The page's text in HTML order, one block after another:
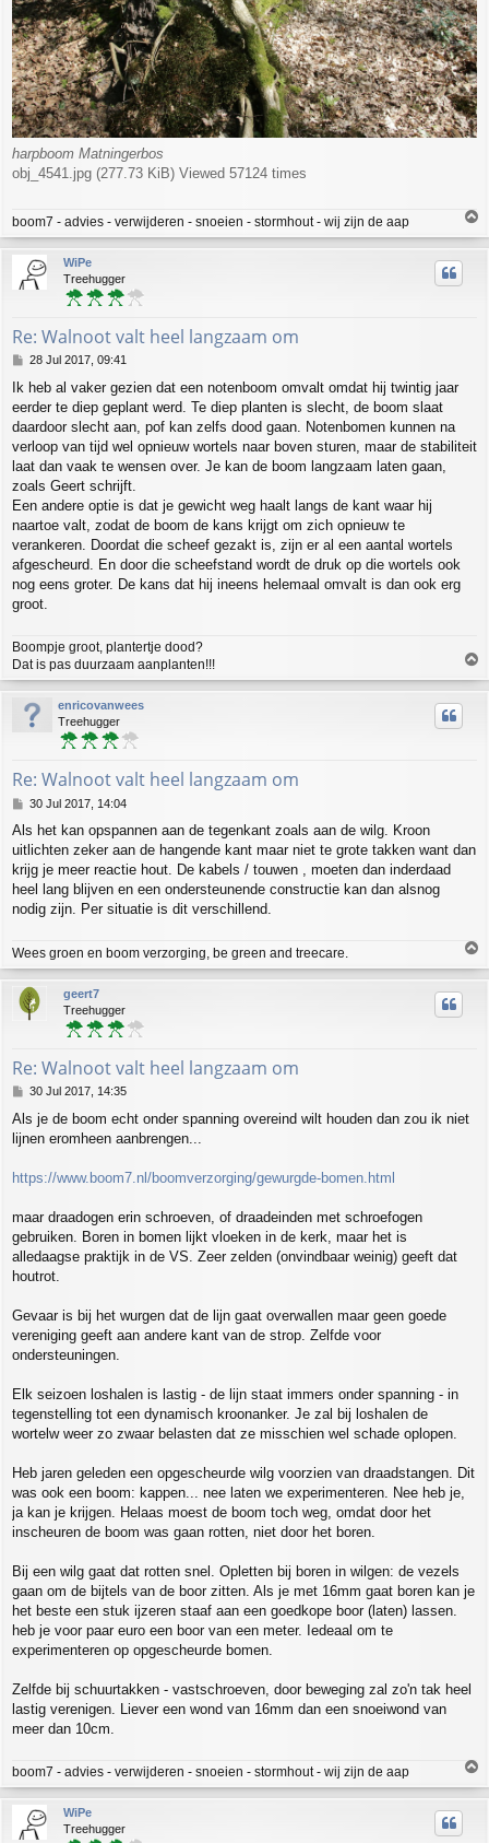
harpboom Matningerbos
obj_4541.jpg (277.73 KiB) Viewed 57124 times
boom7 - advies - verwijderen - snoeien - stormhout - wij zijn de aap
p
WiPe
Treehugger
Re: Walnoot valt heel langzaam om
P
s
t
28 Jul 2017, 09:41
Ik heb al vaker gezien dat een notenboom omvalt omdat hij twintig jaar
eerder te diep geplant werd. Te diep planten is slecht, de boom slaat
daardoor slecht aan, pof kan zelfs dood gaan. Notenbomen kunnen na
verloop van tijd wel opnieuw wortels naar boven sturen, maar de stabiliteit
laat dan vaak te wensen over. Je kan de boom langzaam laten gaan,
zoals Geert schrijft.
Een andere optie is dat je gewicht weg haalt langs de kant waar hij
naartoe valt, zodat de boom de kans krijgt om zich opnieuw te
verankeren. Doordat die scheef gezakt is, zijn er al een aantal wortels
afgescheurd. En door die scheefstand wordt de druk op die wortels ook
nog eens groter. De kans dat hij ineens helemaal omvalt is dan ook erg
groot.
Boompje groot, plantertje dood?
Dat is pas duurzaam aanplanten!!!
o
p
enricovanwees
Treehugger
Re: Walnoot valt heel langzaam om
P
s
t
30 Jul 2017, 14:04
Als het kan opspannen aan de tegenkant zoals aan de wilg. Kroon
uitlichten zeker aan de hangende kant maar niet te grote takken want dan
krijg je meer reactie hout. De kabels / touwen , moeten dan inderdaad
heel lang blijven en een ondersteunende constructie kan dan alsnog
nodig zijn. Per situatie is dit verschillend.
Wees groen en boom verzorging, be green and treecare.
p
geert7
Treehugger
Re: Walnoot valt heel langzaam om
P
s
t
30 Jul 2017, 14:35
Als je de boom echt onder spanning overeind wilt houden dan zou ik niet
lijnen eromheen aanbrengen...
https://www.boom7.nl/boomverzorging/gewurgde-bomen.html
maar draadogen erin schroeven, of draadeinden met schroefogen
gebruiken. Boren in bomen lijkt vloeken in de kerk, maar het is
alledaagse praktijk in de VS. Zeer zelden (onvindbaar weinig) geeft dat
houtrot.
Gevaar is bij het wurgen dat de lijn gaat overwallen maar geen goede
vereniging geeft aan andere kant van de strop. Zelfde voor
ondersteuningen.
Elk seizoen loshalen is lastig - de lijn staat immers onder spanning - in
tegenstelling tot een dynamisch kroonanker. Je zal bij loshalen de
wortelw weer zo zwaar belasten dat ze misschien wel schade oplopen.
Heb jaren geleden een opgescheurde wilg voorzien van draadstangen. Dit
was ook een boom: kappen... nee laten we experimenteren. Nee heb je,
ja kan je krijgen. Helaas moest de boom toch weg, omdat door het
inscheuren de boom was gaan rotten, niet door het boren.
Bij een wilg gaat dat rotten snel. Opletten bij boren in wilgen: de vezels
gaan om de bijtels van de boor zitten. Als je met 16mm gaat boren kan je
het beste een stuk ijzeren staaf aan een goedkope boor (laten) lassen.
heb je voor paar euro een boor van een meter. Iedeaal om te
experimenteren op opgescheurde bomen.
Zelfde bij schuurtakken - vastschroeven, door beweging zal zo'n tak heel
lastig verenigen. Liever een wond van 16mm dan een snoeiwond van
meer dan 10cm.
boom7 - advies - verwijderen - snoeien - stormhout - wij zijn de aap
o
p
WiPe
Treehugger